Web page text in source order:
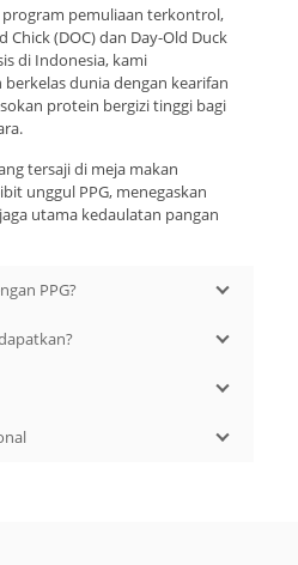
pemuliaan terkontrol,
Chick (DOC) dan Day-Old Duck
di Indonesia, kami
dunia dengan kearifan
protein bergizi tinggi bagi
tersaji di meja makan
unggul PPG, menegaskan
utama kedaulatan pangan
PPG?